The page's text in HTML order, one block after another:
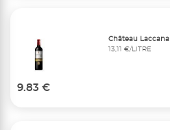
Château
13,11 €/LITRE
9.83 €